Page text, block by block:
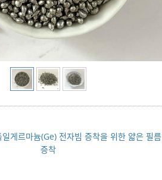
게르마늄(Ge) 전자빔 증착을 위한 얇은 필름
증착